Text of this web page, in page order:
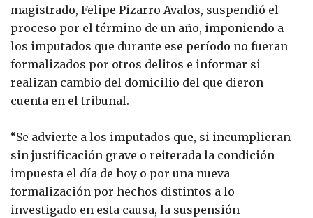
magistrado, Felipe Pizarro Avalos, suspendió el
proceso por el término de un año, imponiendo a
los imputados que durante ese período no fueran
formalizados por otros delitos e informar si
realizan cambio del domicilio del que dieron
cuenta en el tribunal.
“Se advierte a los imputados que, si incumplieran
sin justificación grave o reiterada la condición
impuesta el día de hoy o por una nueva
formalización por hechos distintos a lo
investigado en esta causa, la suspensión